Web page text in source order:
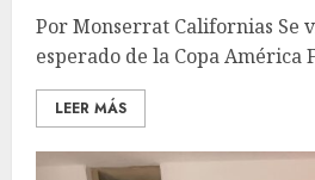
Por Monserrat Californias Se
esperado de la Copa América
LEER MÁS